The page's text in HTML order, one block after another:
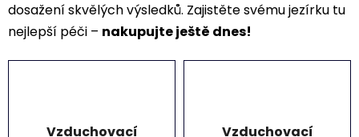
dosažení skvělých výsledků. Zajistěte svému jezírku tu
nejlepší péči – nakupujte ještě dnes!
Vzduchovací Vzduchovací